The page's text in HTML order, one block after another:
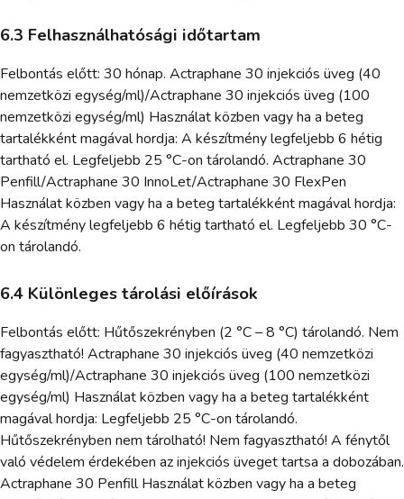
6.3 Felhasználhatósági időtartam
Felbontás előtt: 30 hónap. Actraphane 30 injekciós üveg (40
nemzetközi egység/ml)/Actraphane 30 injekciós üveg (100
nemzetközi egység/ml) Használat közben vagy ha a beteg
tartalékként magával hordja: A készítmény legfeljebb 6 hétig
tartható el. Legfeljebb 25 °C-on tárolandó. Actraphane 30
Penfill/Actraphane 30 InnoLet/Actraphane 30 FlexPen
Használat közben vagy ha a beteg tartalékként magával hordja:
A készítmény legfeljebb 6 hétig tartható el. Legfeljebb 30 °C-
on tárolandó.
6.4 Különleges tárolási előírások
Felbontás előtt: Hűtőszekrényben (2 °C – 8 °C) tárolandó. Nem
fagyasztható! Actraphane 30 injekciós üveg (40 nemzetközi
egység/ml)/Actraphane 30 injekciós üveg (100 nemzetközi
egység/ml) Használat közben vagy ha a beteg tartalékként
magával hordja: Legfeljebb 25 °C-on tárolandó.
Hűtőszekrényben nem tárolható! Nem fagyasztható! A fénytől
való védelem érdekében az injekciós üveget tartsa a dobozában.
Actraphane 30 Penfill Használat közben vagy ha a beteg